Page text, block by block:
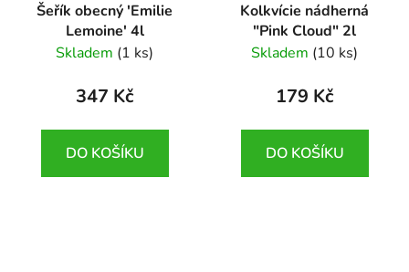
Šeřík obecný 'Emilie
Lemoine' 4l
Syringa vulgaris 'Emilie
Skladem (1 ks)
347 Kč
DO KOŠÍKU
Kolkvície nádherná
"Pink Cloud" 2l
Kolkwitzia amabilis
Skladem (10 ks)
179 Kč
DO KOŠÍKU